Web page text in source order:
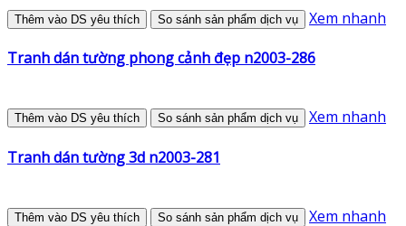
Thêm vào DS yêu thích So sánh sản phẩm dịch vụ Xem nhanh
Tranh dán tường phong cảnh đẹp n2003-286
Thêm vào DS yêu thích So sánh sản phẩm dịch vụ Xem nhanh
Tranh dán tường 3d n2003-281
Thêm vào DS yêu thích So sánh sản phẩm dịch vụ Xem nhanh